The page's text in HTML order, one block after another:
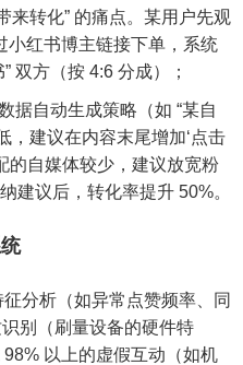
来转化” 的痛点。某用户先观
小红书博主链接下单，系统
双方（按 4:6 分成）；
据自动生成策略（如 “某自
，建议在内容末尾增加‘点击
的自媒体较少，建议放宽粉
建议后，转化率提升 50%。
征分析（如异常点赞频率、同
别（刷量设备的硬件特
以上的虚假互动（如机